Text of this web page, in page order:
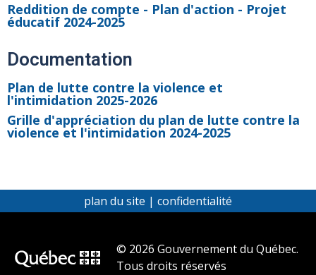
Reddition de compte - Plan d'action - Projet
éducatif 2024-2025
Documentation
Plan de lutte contre la violence et
l'intimidation 2025-2026
Grille d'appréciation du plan de lutte contre la
violence et l'intimidation 2024-2025
plan du site | confidentialité
© 2026 Gouvernement du Québec.
Tous droits réservés